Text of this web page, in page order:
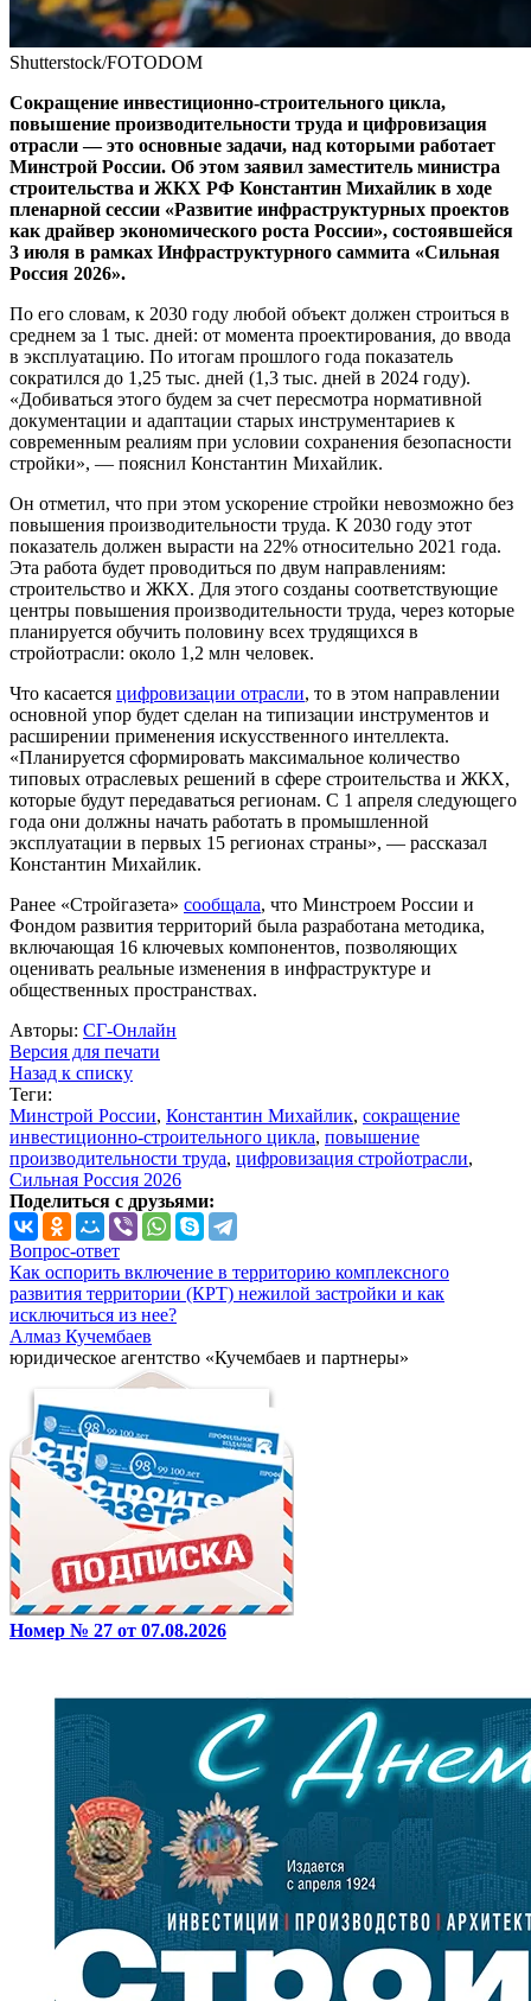
Shutterstock/FOTODOM
Сокращение инвестиционно-строительного цикла,
повышение производительности труда и цифровизация
отрасли — это основные задачи, над которыми работает
Минстрой России. Об этом заявил заместитель министра
строительства и ЖКХ РФ Константин Михайлик в ходе
пленарной сессии «Развитие инфраструктурных проектов
как драйвер экономического роста России», состоявшейся
3 июля в рамках Инфраструктурного саммита «Сильная
Россия 2026».
По его словам, к 2030 году любой объект должен строиться в
среднем за 1 тыс. дней: от момента проектирования, до ввода
в эксплуатацию. По итогам прошлого года показатель
сократился до 1,25 тыс. дней (1,3 тыс. дней в 2024 году).
«Добиваться этого будем за счет пересмотра нормативной
документации и адаптации старых инструментариев к
современным реалиям при условии сохранения безопасности
стройки», — пояснил Константин Михайлик.
Он отметил, что при этом ускорение стройки невозможно без
повышения производительности труда. К 2030 году этот
показатель должен вырасти на 22% относительно 2021 года.
Эта работа будет проводиться по двум направлениям:
строительство и ЖКХ. Для этого созданы соответствующие
центры повышения производительности труда, через которые
планируется обучить половину всех трудящихся в
стройотрасли: около 1,2 млн человек.
Что касается цифровизации отрасли, то в этом направлении
основной упор будет сделан на типизации инструментов и
расширении применения искусственного интеллекта.
«Планируется сформировать максимальное количество
типовых отраслевых решений в сфере строительства и ЖКХ,
которые будут передаваться регионам. С 1 апреля следующего
года они должны начать работать в промышленной
эксплуатации в первых 15 регионах страны», — рассказал
Константин Михайлик.
Ранее «Стройгазета» сообщала, что Минстроем России и
Фондом развития территорий была разработана методика,
включающая 16 ключевых компонентов, позволяющих
оценивать реальные изменения в инфраструктуре и
общественных пространствах.
Авторы: СГ-Онлайн
Версия для печати
Назад к списку
Теги:
Минстрой России, Константин Михайлик, сокращение
инвестиционно-строительного цикла, повышение
производительности труда, цифровизация стройотрасли,
Сильная Россия 2026
Поделиться с друзьями:
Вопрос-ответ
Как оспорить включение в территорию комплексного
развития территории (КРТ) нежилой застройки и как
исключиться из нее?
Алмаз Кучембаев
юридическое агентство «Кучембаев и партнеры»
Номер № 27 от 07.08.2026